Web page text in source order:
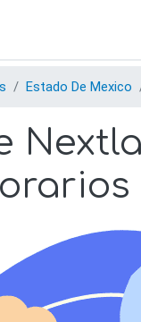
Estado De Mexico